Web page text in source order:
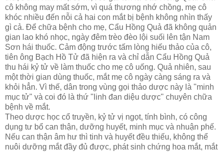
cô không may mất sớm, vì quá thương nhớ chồng, mẹ cô
khóc nhiều đến nỗi cả hai con mắt bị bệnh không nhìn thấy
gì cả. Để chữa bệnh cho mẹ, Cẩu Hồng Quả đã không quản
gian lao khó nhọc, ngày đêm trèo đèo lội suối lên tận Nam
Sơn hái thuốc. Cảm động trước tấm lòng hiếu thảo của cô,
tiên ông Bạch Hồ Tử đã hiện ra và chỉ dẫn Cẩu Hồng Quả
thu hái kỷ tử về làm thuốc cho mẹ cô uống. Quả nhiên, sau
một thời gian dùng thuốc, mắt mẹ cô ngày càng sáng ra và
khỏi hẳn. Vì thế, dân trong vùng gọi thảo dược này là "minh
mục tử" và coi đó là thứ "linh đan diệu dược" chuyên chữa
bệnh về mắt.
Theo dược học cổ truyền, kỷ tử vị ngọt, tính bình, có công
dụng tư bổ can thận, dưỡng huyết, minh mục và nhuận phế.
Nếu can thận âm hư thì tinh và huyết đều thiếu, không thể
nuôi dưỡng mắt đầy đủ được, phát sinh chứng hoa mắt, mắt